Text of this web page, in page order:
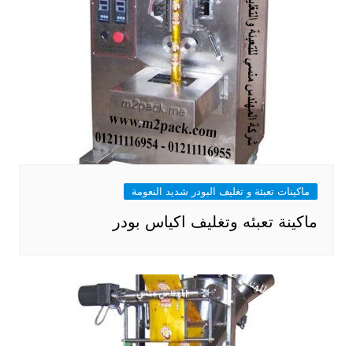
ماكينات تعبئة و تغليف البودر شديد النعومة
ماكينة تعبئه وتغليف اكياس بودر